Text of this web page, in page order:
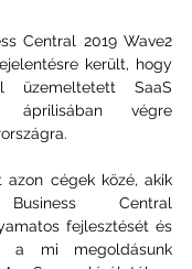
Central 2019 Wave2
került, hogy
SaaS
áprilisában végre
azon cégek közé, akik
Central
fejlesztését és
a mi megoldásunk